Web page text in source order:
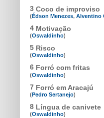
3 Coco de improviso
(Édson Menezes, Alventino
4 Motivação
(Oswaldinho)
5 Risco
(Oswaldinho)
6 Forró com fritas
(Oswaldinho)
7 Forró em Aracajú
(Pedro Sertanejo)
8 Língua de canivete
(Oswaldinho)